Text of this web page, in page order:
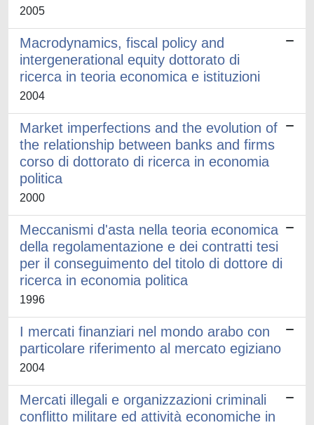
2005
Macrodynamics, fiscal policy and
intergenerational equity dottorato di
ricerca in teoria economica e istituzioni
2004
Market imperfections and the evolution of
the relationship between banks and firms
corso di dottorato di ricerca in economia
politica
2000
Meccanismi d'asta nella teoria economica
della regolamentazione e dei contratti tesi
per il conseguimento del titolo di dottore di
ricerca in economia politica
1996
I mercati finanziari nel mondo arabo con
particolare riferimento al mercato egiziano
2004
Mercati illegali e organizzazioni criminali
conflitto militare ed attività economiche in